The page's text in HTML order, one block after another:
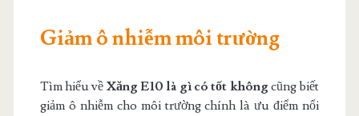
Giảm ô nhiễm môi trường
Tìm hiểu về Xăng E10 là gì có tốt không cũng biết
giảm ô nhiễm cho môi trường chính là ưu điểm nổi